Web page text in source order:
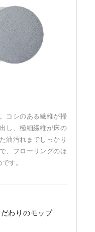
コシのある繊維が掃
し、極細繊維が床の
油汚れまでしっかり
、フローリングのほ
す。
わりのモップ